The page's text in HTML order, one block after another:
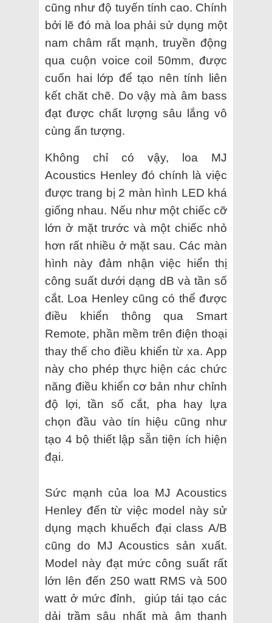
cũng như độ tuyến tính cao. Chính
bởi lẽ đó mà loa phải sử dụng một
nam châm rất mạnh, truyền động
qua cuộn voice coil 50mm, được
cuốn hai lớp để tạo nên tính liên
kết chăt chẽ. Do vậy mà âm bass
đạt được chất lượng sâu lắng vô
cùng ấn tượng.
Không chỉ có vậy, loa MJ
Acoustics Henley đó chính là việc
được trang bị 2 màn hình LED khá
giống nhau. Nếu như một chiếc cỡ
lớn ở mặt trước và một chiếc nhỏ
hơn rất nhiều ở mặt sau. Các màn
hình này đảm nhận việc hiển thị
công suất dưới dạng dB và tần số
cắt. Loa Henley cũng có thể được
điều khiển thông qua Smart
Remote, phần mềm trên điện thoại
thay thế cho điều khiển từ xa. App
này cho phép thực hiện các chức
năng điều khiển cơ bản như chỉnh
độ lợi, tần số cắt, pha hay lựa
chọn đầu vào tín hiệu cũng như
tạo 4 bộ thiết lập sẵn tiện ích hiện
đại.
Sức mạnh của loa MJ Acoustics
Henley đến từ việc model này sử
dụng mạch khuếch đại class A/B
cũng do MJ Acoustics sản xuất.
Model này đạt mức công suất rất
lớn lên đến 250 watt RMS và 500
watt ở mức đỉnh, giúp tái tạo các
dải trầm sâu nhất mà âm thanh